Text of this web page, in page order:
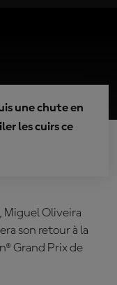
une chute en
les cuirs ce
Miguel Oliveira
son retour à la
Grand Prix de